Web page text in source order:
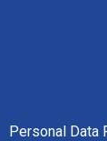
Personal Data